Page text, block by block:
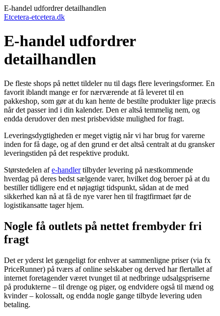
E-handel udfordrer detailhandlen
Etcetera-etcetera.dk
E-handel udfordrer
detailhandlen
De fleste shops på nettet tildeler nu til dags flere leveringsformer. En
favorit iblandt mange er for nærværende at få leveret til en
pakkeshop, som gør at du kan hente de bestilte produkter lige præcis
når det passer ind i din kalender. Den er altså temmelig nem, og
endda derudover den mest prisbevidste mulighed for fragt.
Leveringsdygtigheden er meget vigtig når vi har brug for varerne
inden for få dage, og af den grund er det altså centralt at du gransker
leveringstiden på det respektive produkt.
Størstedelen afe-handlertilbyder levering på næstkommende
hverdag på deres bedst sælgende varer, hvilket dog beroer på at du
bestiller tidligere end et nøjagtigt tidspunkt, sådan at de med
sikkerhed kan nå at få de nye varer hen til fragtfirmaet før de
logistikansatte tager hjem.
Nogle få outlets på nettet frembyder fri
fragt
Det er yderst let gængeligt for enhver at sammenligne priser (via fx
PriceRunner) på tværs af online selskaber og derved har flertallet af
internet foretagender været tvunget til at nedbringe udsalgspriserne
på produkterne – til drenge og piger, og endvidere også til mænd og
kvinder – kolossalt, og endda nogle gange tilbyde levering uden
betaling.